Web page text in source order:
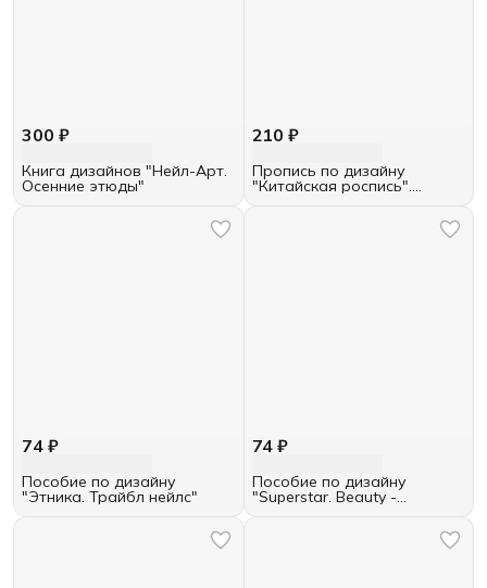
300 ₽
Книга дизайнов "Нейл-Арт.
Осенние этюды"
210 ₽
Пропись по дизайну
"Китайская роспись".
74 ₽
Пособие по дизайну
"Этника. Трайбл нейлс"
74 ₽
Пособие по дизайну
"Superstar. Beauty -